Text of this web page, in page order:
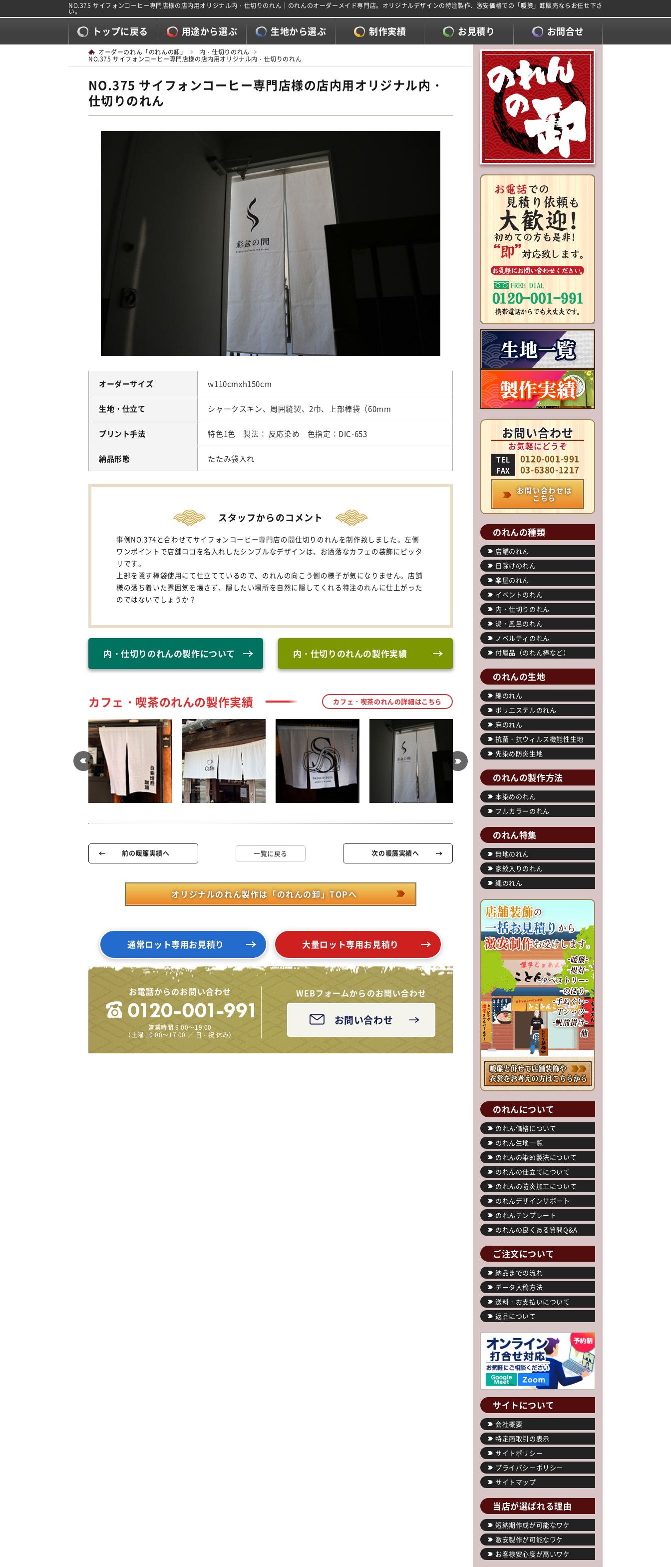
NO.375 サイフォンコーヒー専門店様の店内用オリジナル内・仕切りのれん｜のれんのオーダーメイド専門店。オリジナルデザインの特注製作、激安価格での「暖簾」卸販売ならお任せ下さ
い。
トップに戻る 用途から選ぶ 生地から選ぶ 制作実績 お見積り お問合せ
オーダーのれん「のれんの卸」
内・仕切りのれん
NO.375 サイフォンコーヒー専門店様の店内用オリジナル内・仕切りのれん
NO.375 サイフォンコーヒー専門店様の店内用オリジナル内・
仕切りのれん
オーダーサイズ w110cmxh150cm
生地・仕立て シャークスキン、周囲縫製、2巾、上部棒袋（60mm
プリント手法 特色1色 製法： 反応染め 色指定：DIC-653
納品形態 たたみ袋入れ
スタッフからのコメント
事例NO.374と合わせてサイフォンコーヒー専門店の間仕切りのれんを制作致しました。左側
ワンポイントで店舗ロゴを名入れしたシンプルなデザインは、お洒落なカフェの装飾にピッタ
リです。
上部を隠す棒袋使用にて仕立てているので、のれんの向こう側の様子が気になりません。店舗
様の落ち着いた雰囲気を壊さず、隠したい場所を自然に隠してくれる特注のれんに仕上がった
のではないでしょうか？
内・仕切りのれんの製作について 内・仕切りのれんの製作実績
カフェ・喫茶のれんの製作実績 カフェ・喫茶のれんの詳細はこちら
前の暖簾実績へ 次の暖簾実績へ
一覧に戻る
オリジナルのれん製作は「のれんの卸」TOPへ
通常ロット専用お見積り 大量ロット専用お見積り
お電話からのお問い合わせ
営業時間 9:00～19:00
（土曜 10:00～17:00 ／ 日・祝 休み）
WEBフォームからのお問い合わせ
お問い合わせ
お問い合わせ
お気軽にどうぞ
TEL 0120-001-991
FAX 03-6380-1217
お問い合わせは
こちら
のれんの種類
店舗のれん
日除けのれん
楽屋のれん
イベントのれん
内・仕切りのれん
湯・風呂のれん
ノベルティのれん
付属品（のれん棒など）
のれんの生地
綿のれん
ポリエステルのれん
麻のれん
抗菌・抗ウィルス機能性生地
先染め防炎生地
のれんの製作方法
本染めのれん
フルカラーのれん
のれん特集
無地のれん
家紋入りのれん
縄のれん
のれんについて
のれん価格について
のれん生地一覧
のれんの染め製法について
のれんの仕立てについて
のれんの防炎加工について
のれんデザインサポート
のれんテンプレート
のれんの良くある質問Q&A
ご注文について
納品までの流れ
データ入稿方法
送料・お支払いについて
返品について
サイトについて
会社概要
特定商取引の表示
サイトポリシー
プライバシーポリシー
サイトマップ
当店が選ばれる理由
短納期作成が可能なワケ
激安製作が可能なワケ
お客様安心度が高いワケ